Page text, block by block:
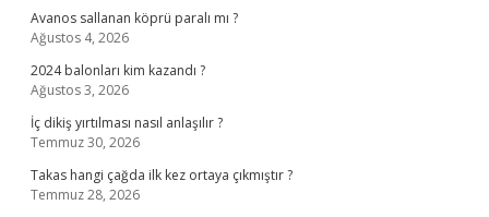
Avanos sallanan köprü paralı mı ?
Ağustos 4, 2026
2024 balonları kim kazandı ?
Ağustos 3, 2026
İç dikiş yırtılması nasıl anlaşılır ?
Temmuz 30, 2026
Takas hangi çağda ilk kez ortaya çıkmıştır ?
Temmuz 28, 2026